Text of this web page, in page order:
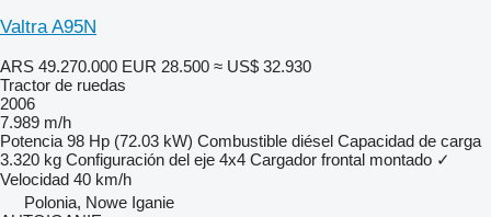
Valtra A95N
ARS 49.270.000 EUR 28.500 ≈ US$ 32.930
Tractor de ruedas
2006
7.989 m/h
Potencia 98 Hp (72.03 kW) Combustible diésel Capacidad de carga
3.320 kg Configuración del eje 4x4 Cargador frontal montado ✓
Velocidad 40 km/h
Polonia, Nowe Iganie